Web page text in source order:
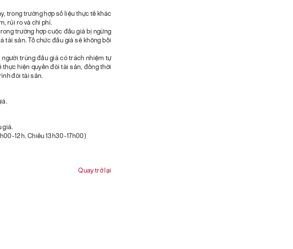
trong trường hợp số liệu thực tế khác
rủi ro và chi phí.
trường hợp cuộc đấu giá bị ngừng
tài sản. Tổ chức đấu giá sẽ không bồi
người trúng đấu giá có trách nhiệm tự
hiện quyền đòi tài sản, đồng thời
đòi tài sản.
giá.
12h. Chiều 13h30-17h00)
Quay trở lại